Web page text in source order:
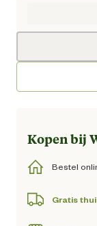
Kopen bij
Bestel
Gratis